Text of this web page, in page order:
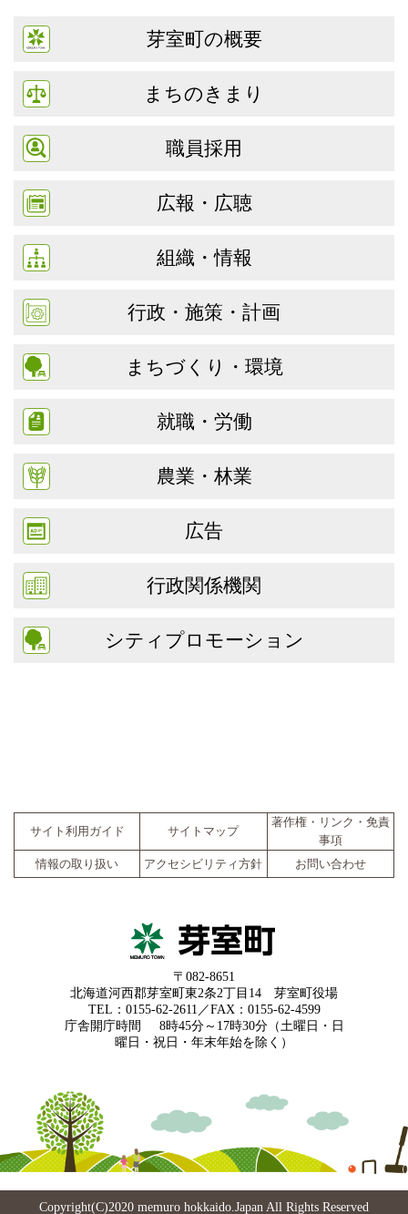
芽室町の概要
まちのきまり
職員採用
広報・広聴
組織・情報
行政・施策・計画
まちづくり・環境
就職・労働
農業・林業
広告
行政関係機関
シティプロモーション
サイト利用ガイド サイトマップ
著作権・リンク・免責
事項
情報の取り扱い
アクセシビリティ方針 お問い合わせ
〒082-8651
北海道河西郡芽室町東2条2丁目14 芽室町役場
TEL：0155-62-2611／FAX：0155-62-4599
庁舎開庁時間
8時45分～17時30分（土曜日・日
曜日・祝日・年末年始を除く）
Copyright(C)2020 memuro hokkaido.Japan All Rights Reserved